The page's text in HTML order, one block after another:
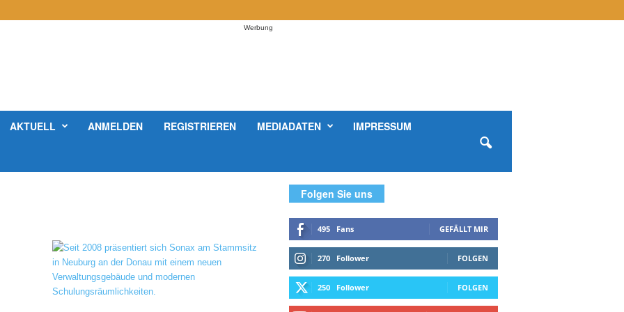
Werbung
AKTUELL ANMELDEN REGISTRIEREN MEDIADATEN IMPRESSUM
Folgen Sie uns
495 Fans GEFÄLLT MIR
270 Follower FOLGEN
250 Follower FOLGEN